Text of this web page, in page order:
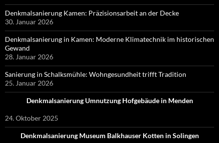
Denkmalsanierung Kamen: Präzisionsarbeit an der Decke
30. Januar 2026
Denkmalsanierung in Kamen: Moderne Klimatechnik im historischen
Gewand
28. Januar 2026
Sanierung in Schalksmühle: Wohngesundheit trifft Tradition
25. Januar 2026
Denkmalsanierung Umnutzung Hofgebäude in Menden
24. Oktober 2025
Denkmalsanierung Museum Balkhauser Kotten in Solingen